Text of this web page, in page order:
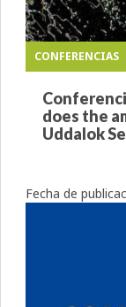
CONFERENCIAS
does the
Uddalok
Fecha de